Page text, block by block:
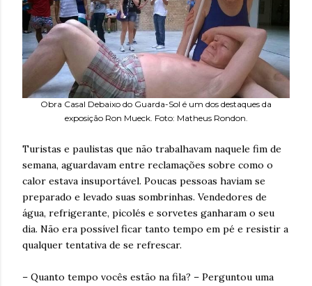
Obra Casal Debaixo do Guarda-Sol é um dos destaques da
exposição Ron Mueck. Foto: Matheus Rondon.
Turistas e paulistas que não trabalhavam naquele fim de
semana, aguardavam entre reclamações sobre como o
calor estava insuportável. Poucas pessoas haviam se
preparado e levado suas sombrinhas. Vendedores de
água, refrigerante, picolés e sorvetes ganharam o seu
dia. Não era possível ficar tanto tempo em pé e resistir a
qualquer tentativa de se refrescar.
– Quanto tempo vocês estão na fila? – Perguntou uma